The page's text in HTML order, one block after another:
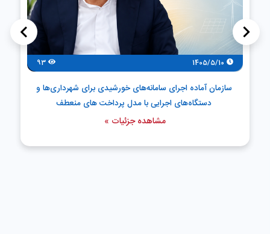
1405/5/10
93
سازمان آماده اجرای سامانه‌های خورشیدی برای شهرداری‌ها و
دستگاه‌های اجرایی با مدل پرداخت های منعطف
مشاهده جزئیات »
<
>